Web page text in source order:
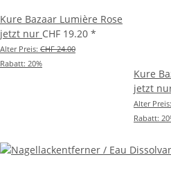
Kure Bazaar Lumière Rose
jetzt nur CHF 19.20 *
Alter Preis: CHF 24.00
Rabatt: 20%
Kure
jetzt
Alter Preis:
Rabatt: